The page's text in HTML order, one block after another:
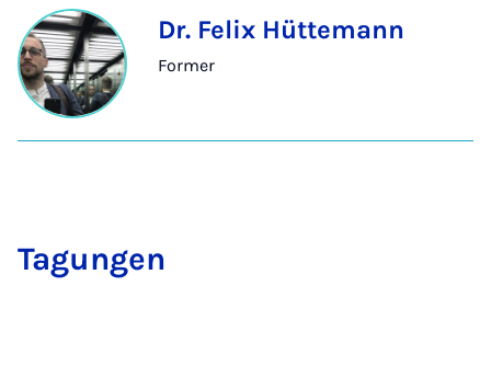
Dr. Felix Hüttemann
Former
Ta­gun­gen